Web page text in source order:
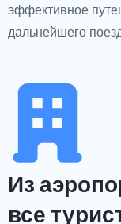
эффективное
дальнейшего
Из
все